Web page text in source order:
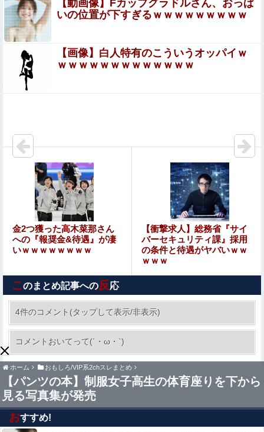
ホンダ、営業利益5307億円で過去最高を記録
【画像】宇垣美里「学生時代は全然モテなかったで
す」←これほんまかぁ？w w w w w w w w
【8月LOH】こんな挙動するスティル作りたいな
きる機能が仕込まれていた
専門家「日本車はダサい、見てて恥ずかしい」
祖父が亡くなって遺品整理してたら大量の手紙が出てき
た。全部同じ女性で祖父と恋愛関係だったっぽい
【朗報】韓国が熊本被災地に水を支援 ⇒ トイレの水にｗ
ｗｗｗｗｗｗ
住宅街を歩いていたら小１女児に泣きながら抱きつかれ
れるも、後から襲ってきた「不審者扱いの恐怖」←親切心
が裏目に出るかもしれない世の中怖すぎる
『I"s〈アイズ〉』の桂正和さん、とんでもなくエ●チなパ
ンツを描く。これもう芸術だろ
【速報】中国、アメリカに対する制裁を一斉発表
【恐怖】元キラキラ娘が友達に全スカンされ醜く変貌…そ
の驚愕の理由ｗｗｗｗ
【速報】高市早苗「消費税は絶対に2年後増税する。私の
覚悟だ。」
【動画像】Fカップグラドルさん、おっぱ
いの位置が下すぎるｗｗｗｗｗｗｗｗｗ
【画像】白人特有のこういうオッパイｗ
ｗｗｗｗｗｗｗｗｗｗｗｗｗ
金2つ獲った高木菜那さん
への『報奨金&待遇』が凄
いｗｗｗｗｗｗｗｗ
【衝撃求人】総務省『サイ
バーセキュリティ課』採用
の条件と待遇がヤバいｗｗ
ｗｗｗ
こ のまとめ記事への反応
4件のコメント(タップして表示/非表示)
コメントおいてって(´・ω・`)
ホーム おもしろ/VIP系2chスレまとめ
【パンツの本】制服女子高生の体育座りを下から
見る写真集が発売
おすすめ!